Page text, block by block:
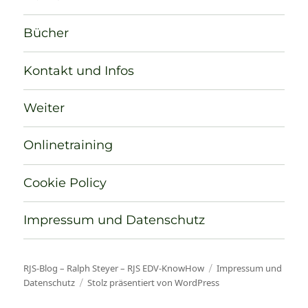
Bücher
Kontakt und Infos
Weiter
Onlinetraining
Cookie Policy
Impressum und Datenschutz
RJS-Blog – Ralph Steyer – RJS EDV-KnowHow
Impressum und
Datenschutz
Stolz präsentiert von WordPress